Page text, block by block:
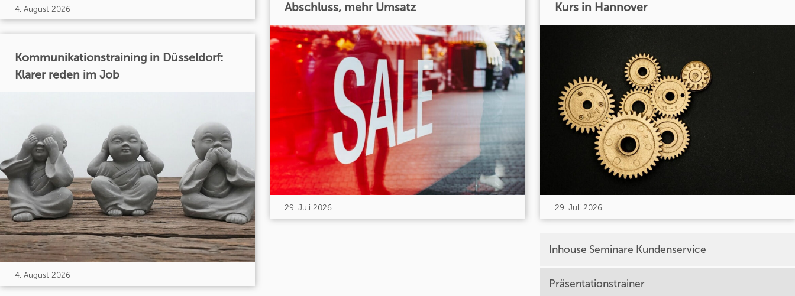
4. August 2026
Kommunikationstraining in Düsseldorf:
Klarer reden im Job
4. August 2026
Abschluss, mehr Umsatz
29. Juli 2026
Kurs in Hannover
29. Juli 2026
Inhouse Seminare Kundenservice
Präsentationstrainer